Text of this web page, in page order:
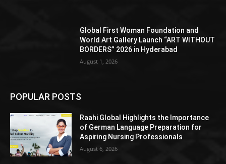
Global First Woman Foundation and
World Art Gallery Launch “ART WITHOUT
BORDERS” 2026 in Hyderabad
August 1, 2026
POPULAR POSTS
Raahi Global Highlights the Importance
of German Language Preparation for
Aspiring Nursing Professionals
August 6, 2026